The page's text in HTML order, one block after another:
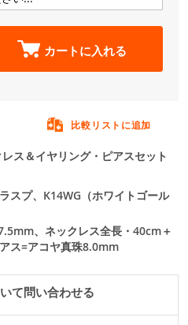
カートに入れる
比較リストに追加
ス＆イヤリング・ピアスセット
スプ、K14WG（ホワイトゴール
、ネックレス全長・40cm＋
ス=アコヤ真珠8.0mm
て問い合わせる